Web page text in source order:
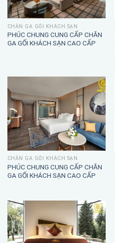
CHĂN GA GỐI KHÁCH SẠN
PHÚC CHUNG CUNG CẤP CHĂN
GA GỐI KHÁCH SẠN CAO CẤP
CHĂN GA GỐI KHÁCH SẠN
PHÚC CHUNG CUNG CẤP CHĂN
GA GỐI KHÁCH SẠN CAO CẤP